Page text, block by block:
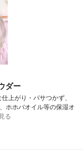
ダー
上がり・パサつかず、
ホホバオイル等の保湿オ
る